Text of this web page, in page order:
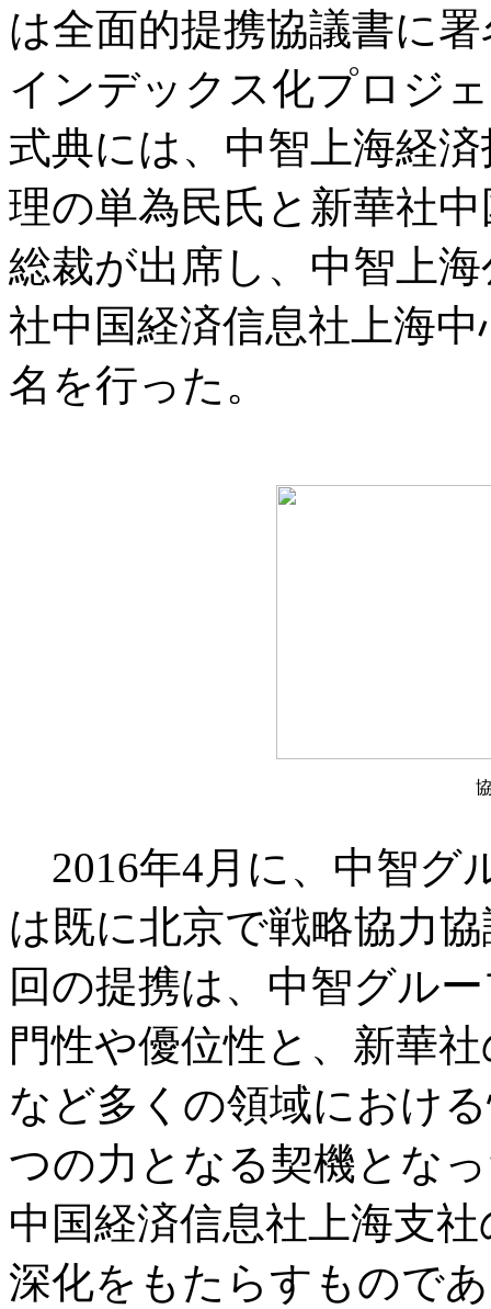
は全面的提携協議書に
インデックス化プロジ
式典には、中智上海経
理の単為民氏と新華社
総裁が出席し、中智上
社中国経済信息社上海
名を行った。
2016年4月に、中智グ
は既に北京で戦略協力
回の提携は、中智グル
門性や優位性と、新華
など多くの領域におけ
つの力となる契機とな
中国経済信息社上海支
深化をもたらすもので